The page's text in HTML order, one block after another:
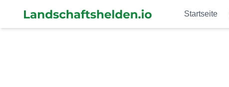
Startseite